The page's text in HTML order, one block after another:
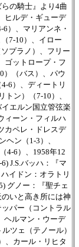
の騎士』より4曲
ヒルデ・ギューデ
）、マリアンネ・
7-10）、イロー
プラノ）、フリー
ゴットロープ・フ
）（バス）、パウ
6）、ディートリ
トン）（7-10）、
エルン国立管弦楽
ィーン・フィルハ
カペレ・ドレスデ
ヘン（1-3）、
4-6）、1958年12
J.S.バッハ：『マ
イドン：オラトリ
グノー：『聖チェ
いと高き所には神
パー（コントラル
ヘルマン・ウーデ
ツェ（テノール）
、カール・リヒタ